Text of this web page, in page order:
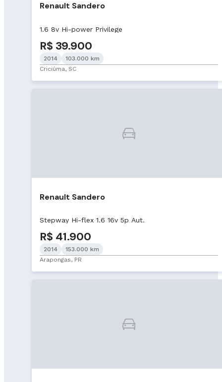
Renault Sandero
1.6 8v Hi-power Privilege
R$ 39.900
2014
103.000 km
Criciúma, SC
Renault Sandero
Stepway Hi-flex 1.6 16v 5p Aut.
R$ 41.900
2014
153.000 km
Arapongas, PR